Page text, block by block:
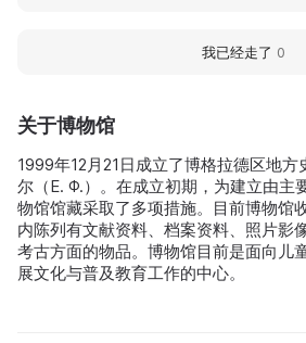
关于博物馆
1999年12月21日成立了博格拉德区地
尔（E. Ф.）。在成立初期，为建立由主
物馆馆藏采取了多项措施。目前博物馆
内陈列有文献资料、档案资料、照片影
考古方面的物品。博物馆目前是面向儿
展文化与普及教育工作的中心。
我已经走了 0